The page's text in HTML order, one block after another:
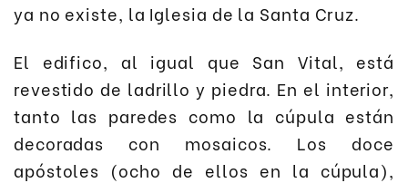
ya no existe, la Iglesia de la Santa Cruz.
El edifico, al igual que San Vital, está
revestido de ladrillo y piedra. En el interior,
tanto las paredes como la cúpula están
decoradas con mosaicos. Los doce
apóstoles (ocho de ellos en la cúpula),